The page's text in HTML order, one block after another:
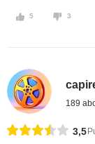
5 3
189
3,5